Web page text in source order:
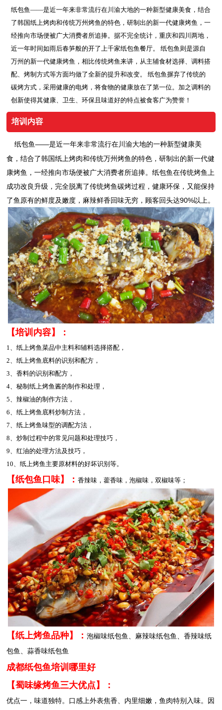
纸包鱼——是近一年来非常流行在川渝大地的一种新型健康美食，结合
了韩国纸上烤肉和传统万州烤鱼的特色，研制出的新一代健康烤鱼，一
经推向市场便被广大消费者所追捧。据不完全统计，重庆和四川两地，
近一年时间如雨后春笋般的开了上千家纸包鱼餐厅。 纸包鱼则是源自
万州的新一代健康烤鱼，相比传统烤鱼来讲，从主辅食材选择、调料搭
配、烤制方式等方面均做了全新的提升和改变。 纸包鱼摒弃了传统的
碳烤方式，采用健康的电烤，将食物的健康放在了第一位。加之调料的
创新使得其健康、卫生、环保且味道好的特点被食客广为赞誉！
培训内容
纸包鱼——是近一年来非常流行在川渝大地的一种新型健康美
食，结合了韩国纸上烤肉和传统万州烤鱼的特色，研制出的新一代健
康烤鱼，一经推向市场便被广大消费者所追捧。纸包鱼在传统烤鱼上
成功改良升级，完全脱离了传统烤鱼碳烤过程，健康环保，又能保持
了鱼原有的鲜度及嫩度，麻辣鲜香回味无穷，顾客回头达90%以上。
【培训内容】：
1、纸上烤鱼菜品中主料和辅料选择搭配，
2、纸上烤鱼底料的识别和配方，
3、香料的识别和配方，
4、秘制纸上烤鱼酱的制作和处理，
5、辣椒油的制作方法，
6、纸上烤鱼底料炒制方法，
7、纸上烤鱼味型的调配方法，
8、炒制过程中的常见问题和处理技巧，
9、红油的处理方法及技巧，
10、纸上烤鱼主要原材料的好坏识别等。
【纸包鱼口味】：香辣味，藿香味，泡椒味，双椒味等；
【纸上烤鱼品种】：泡椒味纸包鱼、麻辣味纸包鱼、香辣味纸
包鱼、蒜香味纸包鱼
成都纸包鱼培训哪里好
【蜀味缘烤鱼三大优点】：
优点一，味道独特。口感上外表焦香、内里细嫩，鱼肉特别入味。因